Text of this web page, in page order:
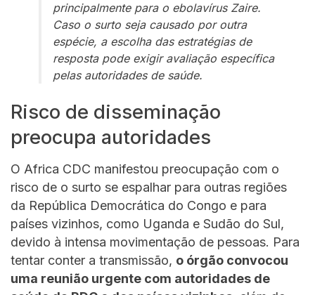
principalmente para o ebolavírus Zaire.
Caso o surto seja causado por outra
espécie, a escolha das estratégias de
resposta pode exigir avaliação específica
pelas autoridades de saúde.
Risco de disseminação
preocupa autoridades
O Africa CDC manifestou preocupação com o
risco de o surto se espalhar para outras regiões
da República Democrática do Congo e para
países vizinhos, como Uganda e Sudão do Sul,
devido à intensa movimentação de pessoas. Para
tentar conter a transmissão, o órgão convocou
uma reunião urgente com autoridades de